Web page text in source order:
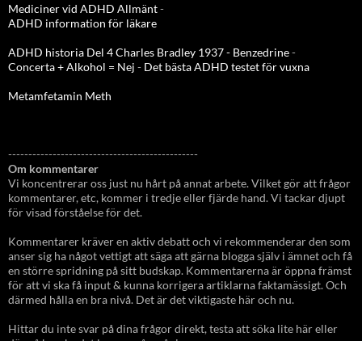
Mediciner vid ADHD Allmänt-
ADHD information för läkare
ADHD historia Del 4 Charles Bradley 1937 - Benzedrine-
Concerta + Alkohol = Nej - Det bästa ADHD testet för vuxna
Metamfetamin Meth
-----------------------------------------------
Om kommentarer
Vi koncentrerar oss just nu hårt på annat arbete. Vilket gör att frågor
kommentarer, etc, kommer i tredje eller fjärde hand. Vi tackar djupt
för visad förståelse för det.
Kommentarer kräver en aktiv debatt och vi rekommenderar den som
anser sig ha något vettigt att säga att gärna blogga själv i ämnet och få
en större spridning på sitt budskap. Kommentarerna är öppna främst
för att vi ska få input & kunna korrigera artiklarna faktamässigt. Och
därmed hålla en bra nivå. Det är det viktigaste här och nu.
Hittar du inte svar på dina frågor direkt, testa att söka lite här eller